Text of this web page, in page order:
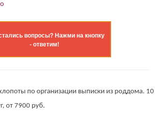
вопросы? Нажми на кнопку
- ответим!
по организации выписки из роддома. 10
от 7900 руб.